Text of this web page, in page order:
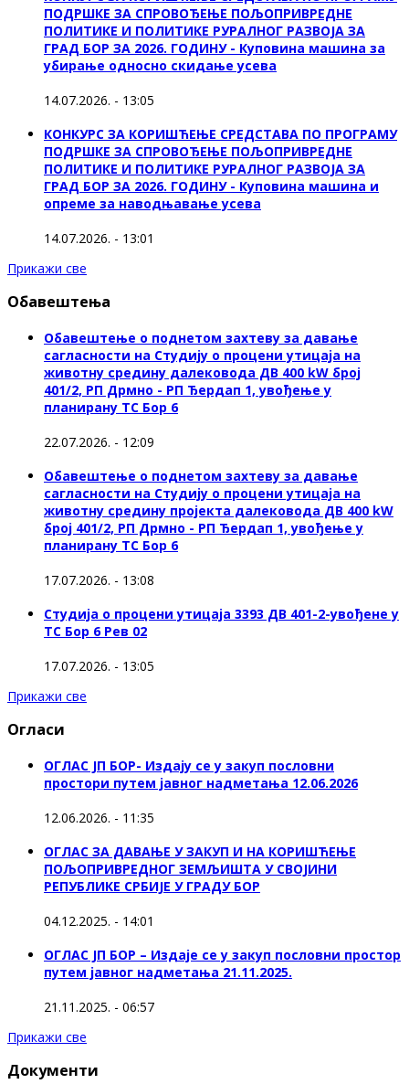
ПОДРШКЕ ЗА СПРОВОЂЕЊЕ ПОЉОПРИВРЕДНЕ
ПОЛИТИКЕ И ПОЛИТИКЕ РУРАЛНОГ РАЗВОЈА ЗА
ГРАД БОР ЗА 2026. ГОДИНУ - Куповинa машина за
убирање односно скидање усева
14.07.2026. - 13:05
КОНКУРС ЗА КОРИШЋЕЊЕ СРЕДСТАВА ПО ПРОГРАМУ
ПОДРШКЕ ЗА СПРОВОЂЕЊЕ ПОЉОПРИВРЕДНЕ
ПОЛИТИКЕ И ПОЛИТИКЕ РУРАЛНОГ РАЗВОЈА ЗА
ГРАД БОР ЗА 2026. ГОДИНУ - Куповина машина и
опреме за наводњавање усева
14.07.2026. - 13:01
Прикажи све
Обавештења
Обавештење о поднетом захтеву за давање
сагласности на Студију о процени утицаја на
животну средину далековода ДВ 400 kW број
401/2, РП Дрмно - РП Ђердап 1, увођење у
планирану ТС Бор 6
22.07.2026. - 12:09
Обавештење о поднетом захтеву за давање
сагласности на Студију о процени утицаја на
животну средину пројекта далековода ДВ 400 kW
број 401/2, РП Дрмно - РП Ђердап 1, увођење у
планирану ТС Бор 6
17.07.2026. - 13:08
Студија о процени утицаја 3393 ДВ 401-2-увођене у
ТС Бор 6 Рев 02
17.07.2026. - 13:05
Прикажи све
Огласи
ОГЛАС ЈП БОР- Издају се у закуп пословни
простори путем јавног надметања 12.06.2026
12.06.2026. - 11:35
ОГЛАС ЗА ДАВАЊЕ У ЗАКУП И НА КОРИШЋЕЊЕ
ПОЉОПРИВРЕДНОГ ЗЕМЉИШТА У СВОЈИНИ
РЕПУБЛИКЕ СРБИЈЕ У ГРАДУ БОР
04.12.2025. - 14:01
ОГЛАС ЈП БОР – Издаје се у закуп пословни простор
путем јавног надметања 21.11.2025.
21.11.2025. - 06:57
Прикажи све
Документи